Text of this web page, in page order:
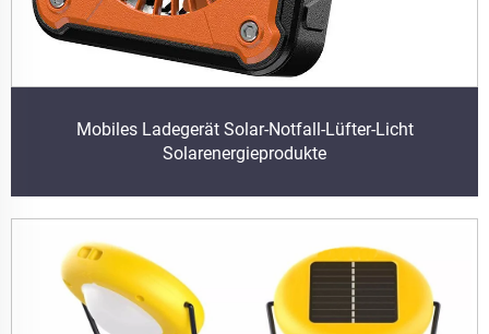
Mobiles Ladegerät Solar-Notfall-Lüfter-Licht
Solarenergieprodukte